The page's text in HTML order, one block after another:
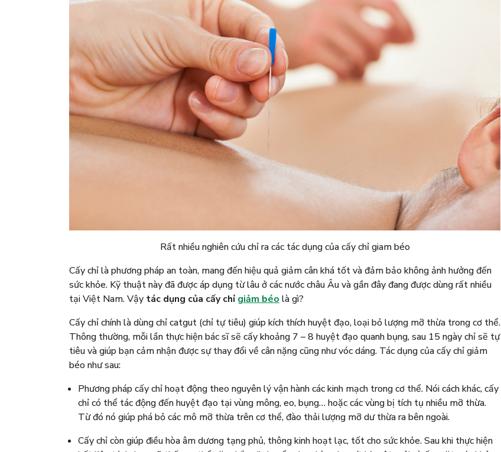
Rất nhiều nghiên cứu chỉ ra các tác dụng của cấy chỉ giam béo
Cấy chỉ là phương pháp an toàn, mang đến hiệu quả giảm cân khá tốt và đảm bảo không ảnh hưởng đến
sức khỏe. Kỹ thuật này đã được áp dụng từ lâu ở các nước châu Âu và gần đây đang được dùng rất nhiều
tại Việt Nam. Vậy tác dụng của cấy chỉ giảm béo là gì?
Cấy chỉ chính là dùng chỉ catgut (chỉ tự tiêu) giúp kích thích huyệt đạo, loại bỏ lượng mỡ thừa trong cơ thể.
Thông thường, mỗi lần thực hiện bác sĩ sẽ cấy khoảng 7 – 8 huyệt đạo quanh bụng, sau 15 ngày chỉ sẽ tự
tiêu và giúp bạn cảm nhận được sự thay đổi về cân nặng cũng như vóc dáng. Tác dụng của cấy chỉ giảm
béo như sau:
Phương pháp cấy chỉ hoạt động theo nguyên lý vận hành các kinh mạch trong cơ thể. Nói cách khác, cấy
chỉ có thể tác động đến huyệt đạo tại vùng mông, eo, bụng… hoặc các vùng bị tích tụ nhiều mỡ thừa.
Từ đó nó giúp phá bỏ các mô mỡ thừa trên cơ thể, đào thải lượng mỡ dư thừa ra bên ngoài.
Cấy chỉ còn giúp điều hòa âm dương tạng phủ, thông kinh hoạt lạc, tốt cho sức khỏe. Sau khi thực hiện